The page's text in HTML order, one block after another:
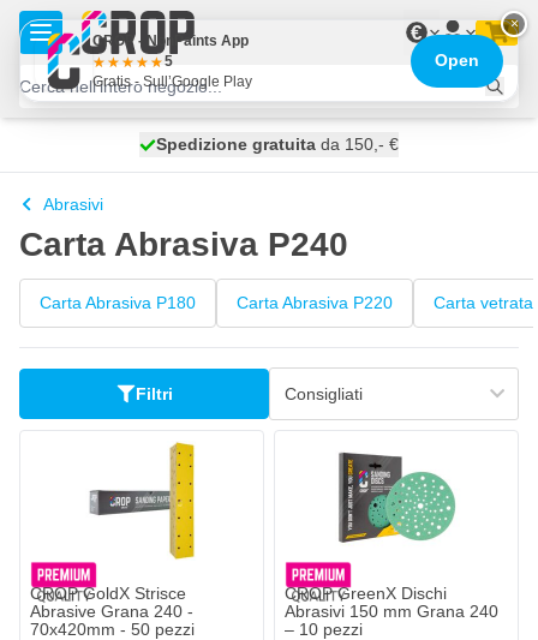
Salta al contenuto
€
spedito oggi
Spedizione gratuita da 150,- €
100 giorni
Abrasivi
Carta Abrasiva P240
Carta Abrasiva P180 Carta Abrasiva P220 Carta
Filtri
CROP GoldX Strisce
Abrasive Grana 240 -
70x420mm - 50 pezzi
CROP GreenX Dischi
Abrasivi 150 mm Grana 240
– 10 pezzi
×
CROP - NonPaints App
5
Gratis - Sull’Google Play
Open